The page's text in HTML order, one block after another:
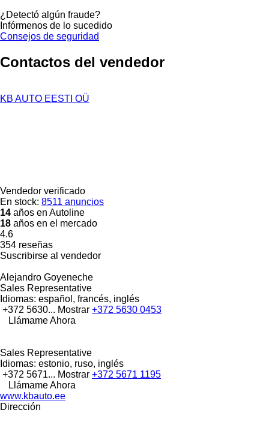
¿Detectó algún fraude?
Infórmenos de lo sucedido
Consejos de seguridad
Contactos del vendedor
KB AUTO EESTI OÜ
Vendedor verificado
En stock: 8511 anuncios
14 años en Autoline
18 años en el mercado
4.6
354 reseñas
Suscribirse al vendedor
Alejandro Goyeneche
Sales Representative
Idiomas: español, francés, inglés
+372 5630... Mostrar +372 5630 0453
Llámame Ahora
Sales Representative
Idiomas: estonio, ruso, inglés
+372 5671... Mostrar +372 5671 1195
Llámame Ahora
www.kbauto.ee
Dirección